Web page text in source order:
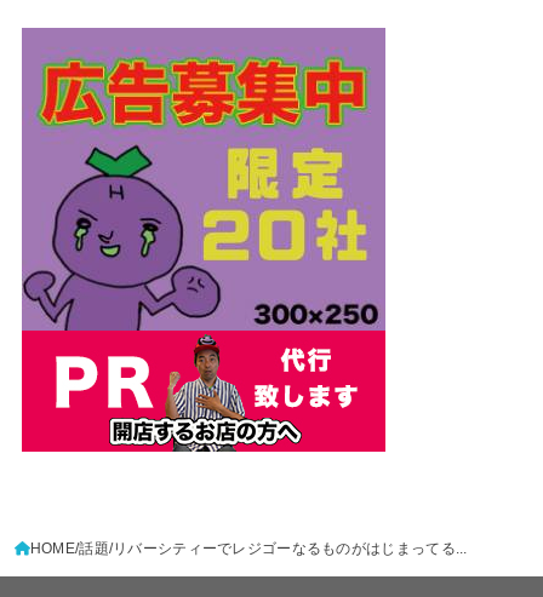
HOME 話題 リバーシティーでレジゴーなるものがはじまってる...